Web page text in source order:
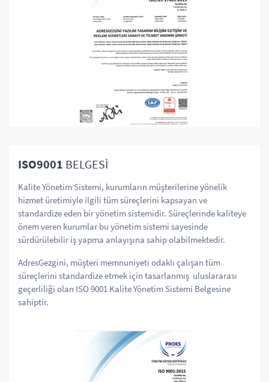
ISO9001 BELGESİ
Kalite Yönetim Sistemi, kurumların müşterilerine yönelik
hizmet üretimiyle ilgili tüm süreçlerini kapsayan ve
standardize eden bir yönetim sistemidir. Süreçlerinde kaliteye
önem veren kurumlar bu yönetim sistemi sayesinde
sürdürülebilir iş yapma anlayışına sahip olabilmektedir.
AdresGezgini, müşteri memnuniyeti odaklı çalışan tüm
süreçlerini standardize etmek için tasarlanmış uluslararası
geçerliliği olan ISO 9001 Kalite Yönetim Sistemi Belgesine
sahiptir.